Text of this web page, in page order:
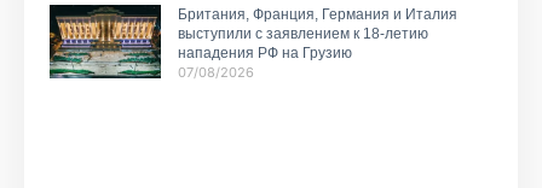
Британия, Франция, Германия и Италия
выступили с заявлением к 18-летию
нападения РФ на Грузию
07/08/2026